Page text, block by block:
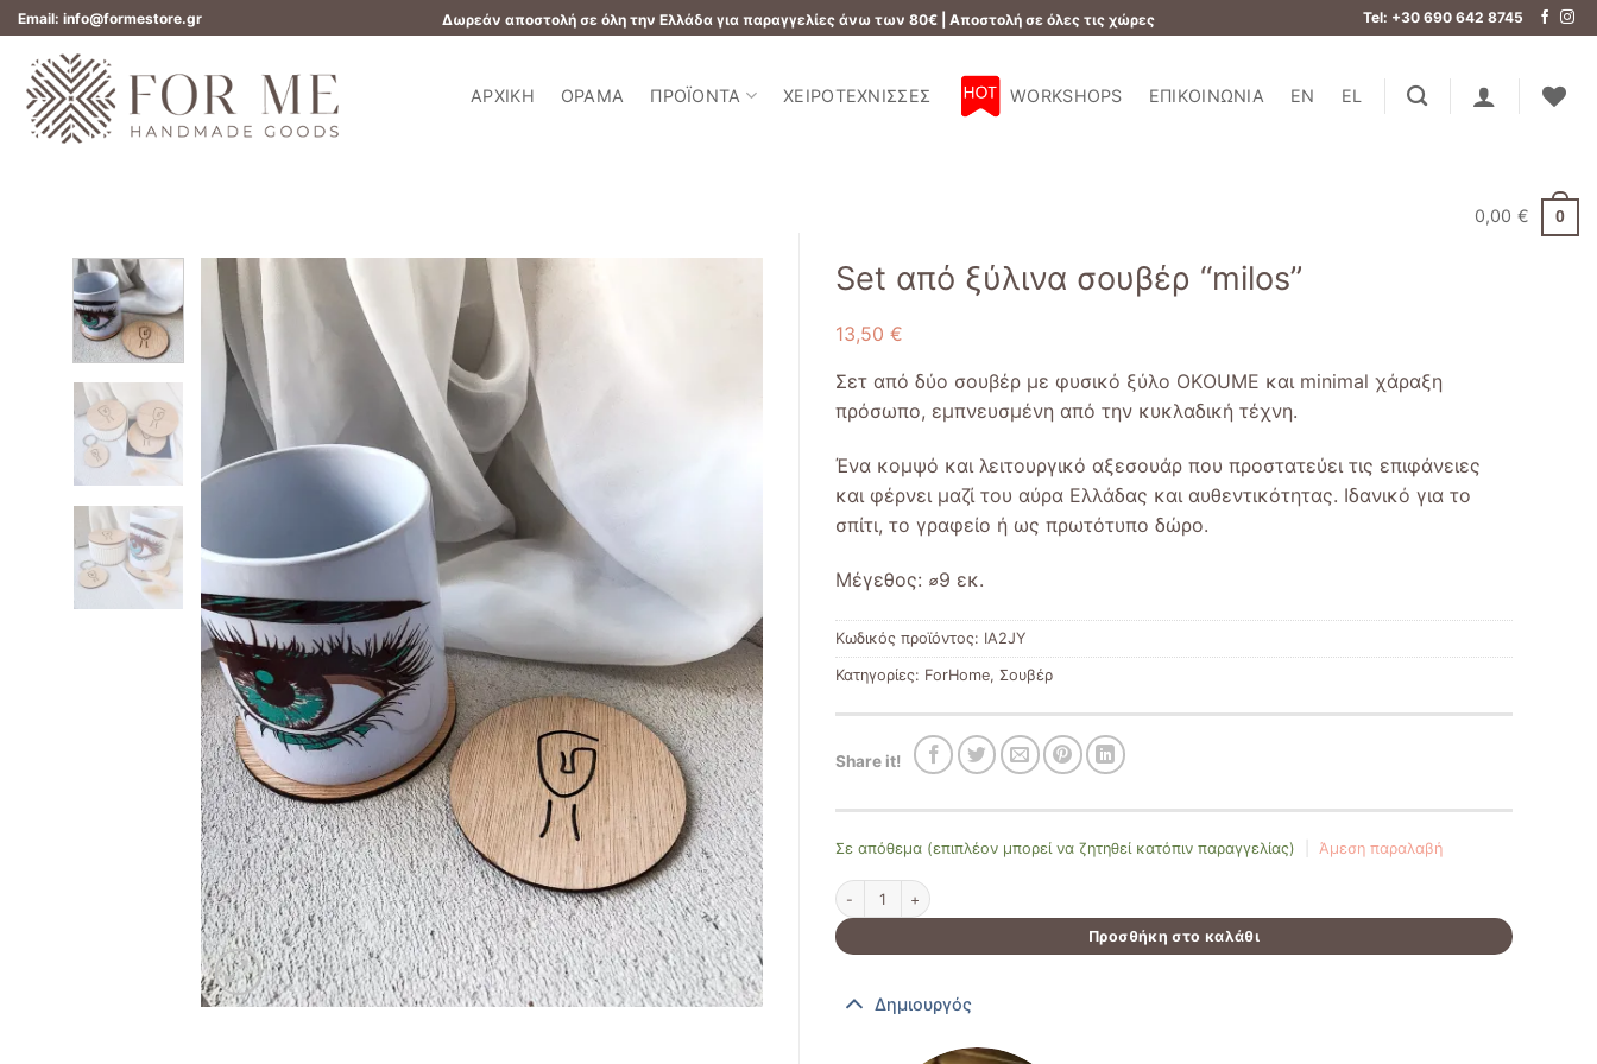
Μετάβαση
στο
περιεχόμενο
Email: info@formestore.gr Δωρεάν αποστολή σε όλη την Ελλάδα για παραγγελίες άνω των 80€ | Αποστολή σε όλες τις χώρες Tel: +30 690 642 8745
ΑΡΧΙΚΉ ΌΡΑΜΑ ΠΡΟΪΌΝΤΑ ΧΕΙΡΟΤΈΧΝΙΣΣΕΣ WORKSHOPS ΕΠΙΚΟΙΝΩΝΊΑ EN EL
0,00€ 0
Set από ξύλινα σουβέρ “milos”
13,50 €
Σετ από δύο σουβέρ με φυσικό ξύλο OKΟUME και minimal χάραξη
πρόσωπο, εμπνευσμένη από την κυκλαδική τέχνη.
Ένα κομψό και λειτουργικό αξεσουάρ που προστατεύει τις επιφάνειες
και φέρνει μαζί του αύρα Ελλάδας και αυθεντικότητας. Ιδανικό για το
σπίτι, το γραφείο ή ως πρωτότυπο δώρο.
Μέγεθος: ⌀9 εκ.
Κωδικός προϊόντος: IA2JY
Κατηγορίες: ForHome, Σουβέρ
Share it!
Σε απόθεμα (επιπλέον μπορεί να ζητηθεί κατόπιν παραγγελίας) Άμεση παραλαβή
Set από ξύλινα σουβέρ "milos" ποσότητα
Προσθήκη στο καλάθι
Δημιουργός